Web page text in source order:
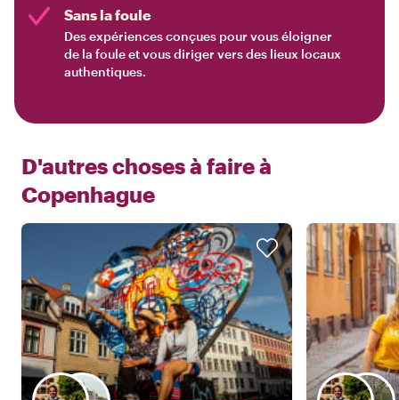
Sans la foule
Des expériences conçues pour vous éloigner
de la foule et vous diriger vers des lieux locaux
authentiques.
D'autres choses à faire à
Copenhague